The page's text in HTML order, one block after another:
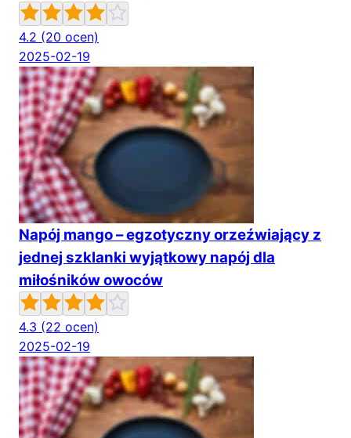
4.2 (20 ocen)
2025-02-19
Napój mango – egzotyczny orzeźwiający z
jednej szklanki wyjątkowy napój dla
miłośników owoców
4.3 (22 ocen)
2025-02-19